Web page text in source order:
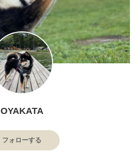
OYAKATA
フォローする